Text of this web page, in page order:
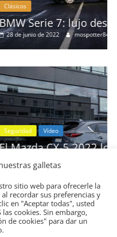
desde 1977
0
logra la máxima
de seguridad del
mospotter84 0
galletas
sitio web para ofrecerle la
recordar sus preferencias y
en "Aceptar todas", usted
cookies. Sin embargo,
de cookies" para dar un